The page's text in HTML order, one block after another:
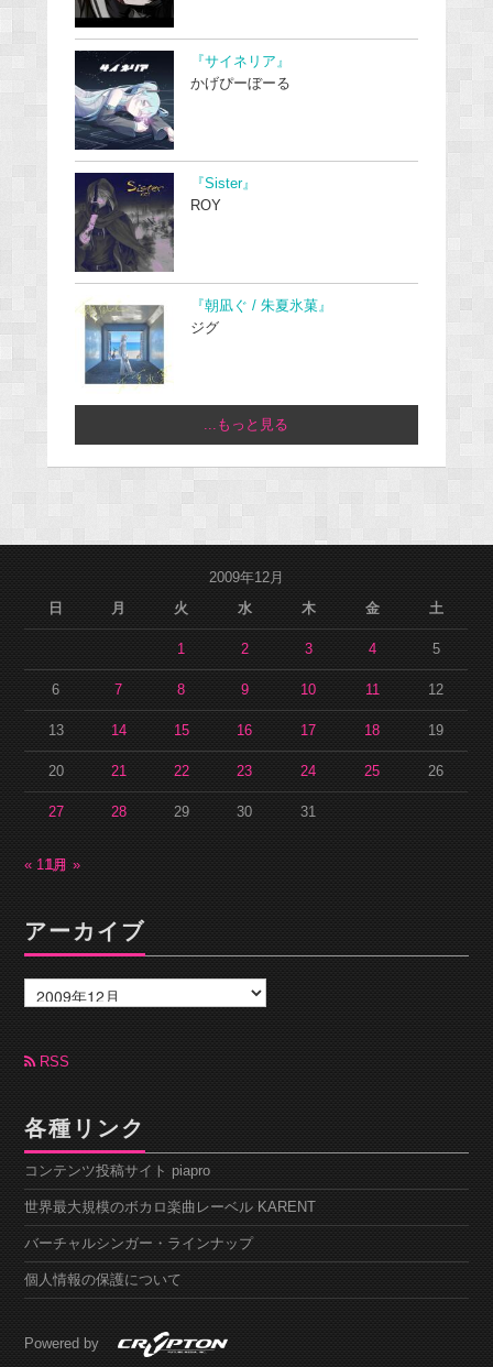
『サイネリア』
かげぴーぼーる
『Sister』
ROY
『朝凪ぐ / 朱夏氷菓』
ジグ
...もっと見る
2009年12月
日
月 火 水 木 金 土
1 2 3 4 5
6 7 8 9 10 11 12
13 14 15 16 17 18 19
20 21 22 23 24 25 26
27 28 29 30 31
« 11月1月 »
アーカイブ
ー
カ
ブ RSS
各種リンク
コンテンツ投稿サイト piapro
世界最大規模のボカロ楽曲レーベル KARENT
バーチャルシンガー・ラインナップ
個人情報の保護について
Powered by